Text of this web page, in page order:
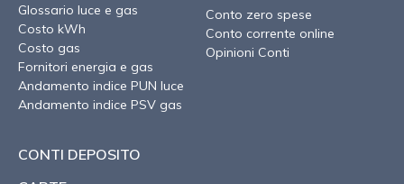
Glossario luce e gas
Costo kWh
Costo gas
Fornitori energia e gas
Andamento indice PUN luce
Andamento indice PSV gas
Conto zero spese
Conto corrente online
Opinioni Conti
CONTI DEPOSITO